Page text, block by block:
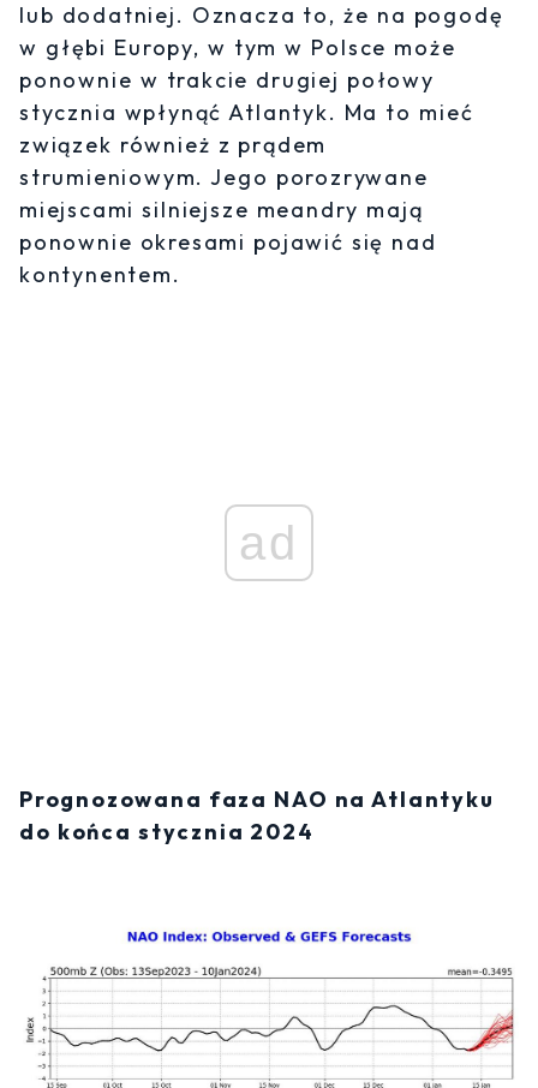
lub dodatniej. Oznacza to, że na pogodę
w głębi Europy, w tym w Polsce może
ponownie w trakcie drugiej połowy
stycznia wpłynąć Atlantyk. Ma to mieć
związek również z prądem
strumieniowym. Jego porozrywane
miejscami silniejsze meandry mają
ponownie okresami pojawić się nad
kontynentem.
ad
Prognozowana faza NAO na Atlantyku
do końca stycznia 2024